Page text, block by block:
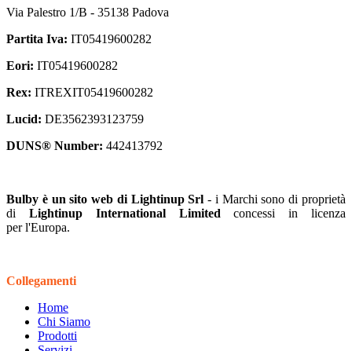
Via Palestro 1/B - 35138 Padova
Partita Iva: IT05419600282
Eori: IT05419600282
Rex: ITREXIT05419600282
Lucid: DE3562393123759
DUNS® Number: 442413792
Bulby è un sito web di Lightinup Srl- i Marchi sono di proprietà
di Lightinup International Limited ​concessi in licenza
per l'Europa.
Collegamenti
Home
Chi Siamo
Prodotti